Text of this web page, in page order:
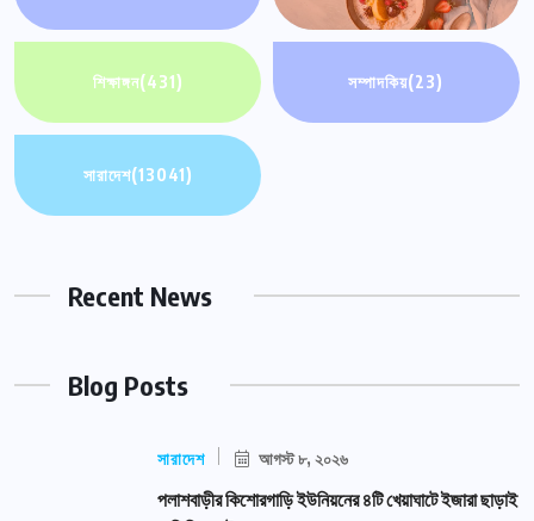
শিক্ষাঙ্গন(431) সম্পাদকিয়(23)
সারাদেশ(13041)
Recent News
Blog Posts
সারাদেশ আগস্ট ৮, ২০২৬
পলাশবাড়ীর কিশোরগাড়ি ইউনিয়নের ৪টি খেয়াঘাটে ইজারা ছাড়াই